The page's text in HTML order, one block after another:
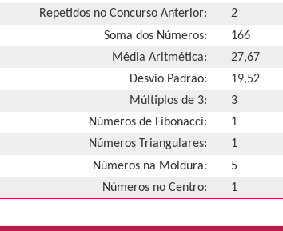
Repetidos no Concurso Anterior:
2
Soma dos Números:
166
Média Aritmética:
27,67
Desvio Padrão:
19,52
Múltiplos de 3:
3
Números de Fibonacci:
1
Números Triangulares:
1
Números na Moldura:
5
Números no Centro:
1